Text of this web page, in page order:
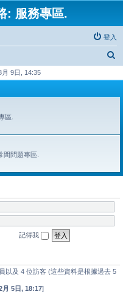
: 服務專區.
登入
9日, 14:35
區.
間問題專區.
記得我
以及 4 位訪客 (這些資料是根據過去 5
月 5日, 18:17]